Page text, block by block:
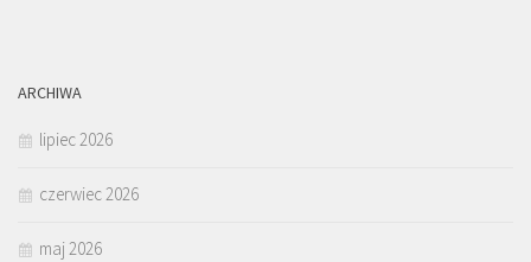
ARCHIWA
lipiec 2026
czerwiec 2026
maj 2026